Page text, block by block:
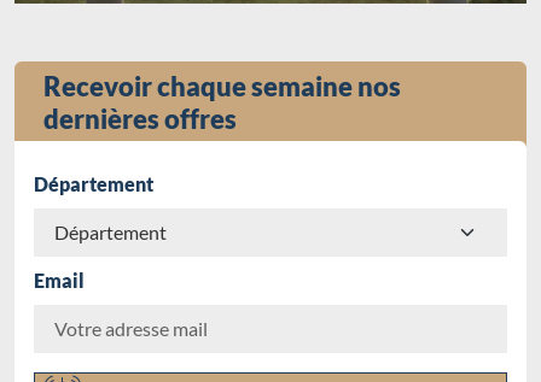
Recevoir chaque semaine nos
dernières offres
Département
Email